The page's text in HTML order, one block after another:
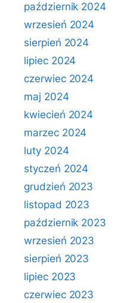
październik 2024
wrzesień 2024
sierpień 2024
lipiec 2024
czerwiec 2024
maj 2024
kwiecień 2024
marzec 2024
luty 2024
styczeń 2024
grudzień 2023
listopad 2023
październik 2023
wrzesień 2023
sierpień 2023
lipiec 2023
czerwiec 2023